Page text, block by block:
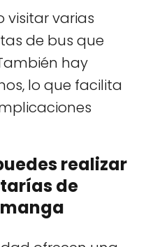
visitar varias
de bus que
hay
lo que facilita
realizar
de